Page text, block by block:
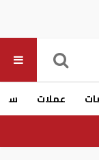
عملات